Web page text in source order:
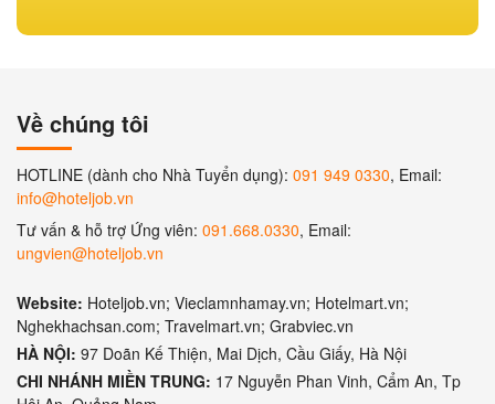
Về chúng tôi
HOTLINE (dành cho Nhà Tuyển dụng): 091 949 0330, Email:
info@hoteljob.vn
Tư vấn & hỗ trợ Ứng viên: 091.668.0330, Email:
ungvien@hoteljob.vn
Website: Hoteljob.vn; Vieclamnhamay.vn; Hotelmart.vn;
Nghekhachsan.com; Travelmart.vn; Grabviec.vn
HÀ NỘI: 97 Doãn Kế Thiện, Mai Dịch, Cầu Giấy, Hà Nội
CHI NHÁNH MIỀN TRUNG: 17 Nguyễn Phan Vinh, Cẩm An, Tp